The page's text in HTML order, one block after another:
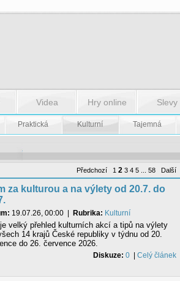
Videa Hry online Slevy
Praktická Kulturní Tajemná
Předchozí 1 2 3 4 5... 58 Další
za kulturou a na výlety od 20.7. do
19.07.26, 00:00| Rubrika: Kulturní
velký přehled kulturních akcí a tipů na výlety
14 krajů České republiky v týdnu od 20.
do 26. července 2026.
Celý článek
Diskuze: 0|